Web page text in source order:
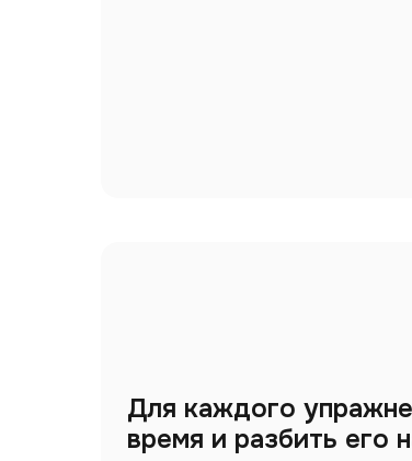
Для каждого
время и разбить его